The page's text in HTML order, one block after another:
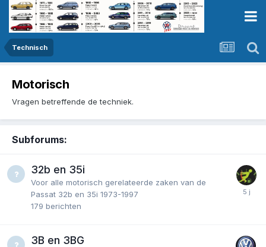
Technisch
Motorisch
Vragen betreffende de techniek.
Subforums:
32b en 35i
Voor alle motorisch gerelateerde zaken van de
Passat 32b en 35i 1973-1997
179 berichten
3B en 3BG